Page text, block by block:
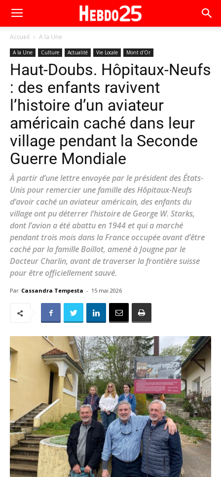
Accueil A la Une
A la Une Culture Actualité Vie Locale Mont d'Or
Haut-Doubs. Hôpitaux-Neufs
: des enfants ravivent
l’histoire d’un aviateur
américain caché dans leur
village pendant la Seconde
Guerre Mondiale
À partir d’une lettre envoyée par le président des États-
Unis pour remercier une famille des Hôpitaux-Neufs
d’avoir caché un aviateur américain, des enfants du
village ont pu déterrer l’histoire de George W. Starks,
dont l’avion a été abattu en 1944 et qui a marché
pendant trois mois dans la France occupée avant d’être
caché par la famille Boillot, amené à Jougne par le
Docteur Charlin, avant de traverser la frontière suisse
pour être officiellement sauvé.
Par Cassandra Tempesta - 15 mai 2026